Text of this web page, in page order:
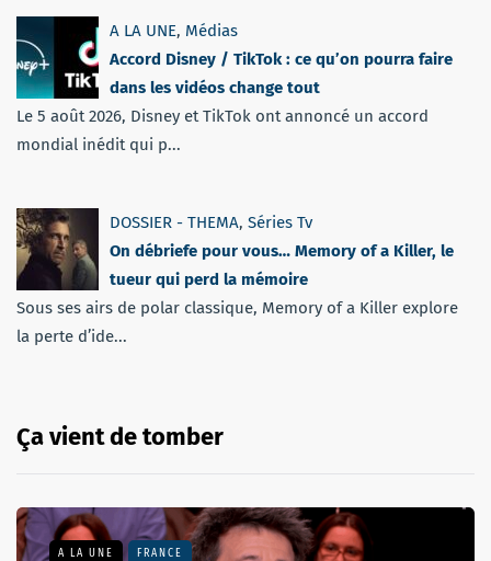
A LA UNE, Médias
Accord Disney / TikTok : ce qu’on pourra faire
dans les vidéos change tout
Le 5 août 2026, Disney et TikTok ont annoncé un accord
mondial inédit qui p...
DOSSIER - THEMA, Séries Tv
On débriefe pour vous… Memory of a Killer, le
tueur qui perd la mémoire
Sous ses airs de polar classique, Memory of a Killer explore
la perte d’ide...
Ça vient de tomber
A LA UNE FRANCE